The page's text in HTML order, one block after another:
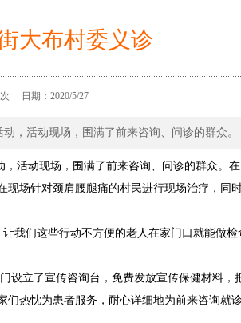
大布村委义诊
次 日期：2020/5/27
，活动现场，围满了前来咨询、问诊的群众。
活动现场，围满了前来咨询、问诊的群众。
现场针对颈肩腰腿痛的村民进行现场治疗， 同
我们这些行动不方便的老人在家门口就能做
设立了宣传咨询台，免费发放宣传保健材料
们热忱为患者服务，耐心详细地为前来咨询就